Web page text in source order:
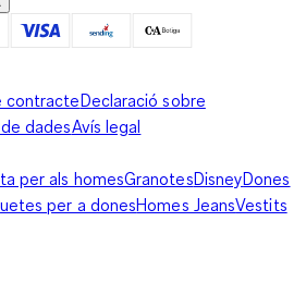
contracteDeclaració sobre
dadesAvís legal
per als homesGranotesDisneyDones
per a donesHomes JeansVestits